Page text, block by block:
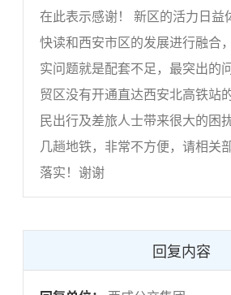
在此表示感谢！ 新区的活力日益
快读和西安市区的发展进行融合
实问题就是配套不足，最突出的
贸区没有开通直达西安北高铁站
民出行及差旅人士带来很大的困
几趟地铁，非常不方便，请相关
落实！谢谢
回复内容